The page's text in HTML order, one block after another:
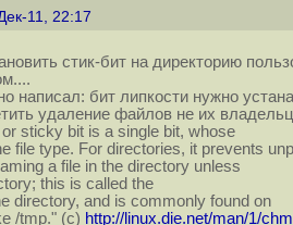
11, 22:17
стик-бит на директорию
написал: бит липкости нужно
удаление файлов не их
sticky bit is a single bit, whose
file type. For directories, it prevents
a file in the directory unless
this is called the
directory, and is commonly found on
/tmp." (с) http://linux.die.net/man/1/